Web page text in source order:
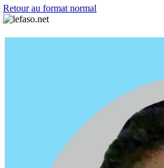
Retour au format normal